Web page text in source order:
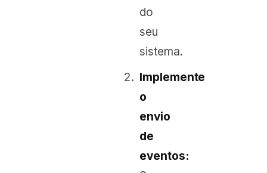
do
seu
sistema.
Implemente
o
envio
de
eventos: